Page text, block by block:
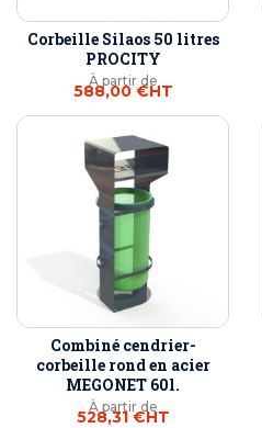
Corbeille Silaos 50 litres
PROCITY
À partir de
588,00 €HT
Combiné cendrier-
corbeille rond en acier
MEGONET 60l.
À partir de
528,31 €HT